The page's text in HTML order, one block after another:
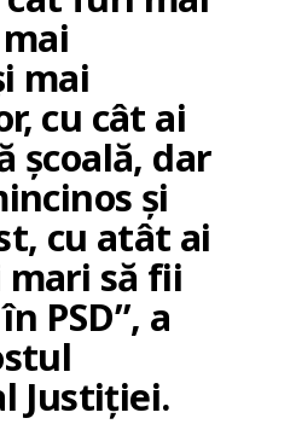
mai
cu cât ai
școală, dar
și
cu atât ai
mari să fii
PSD”, a
Justiției.